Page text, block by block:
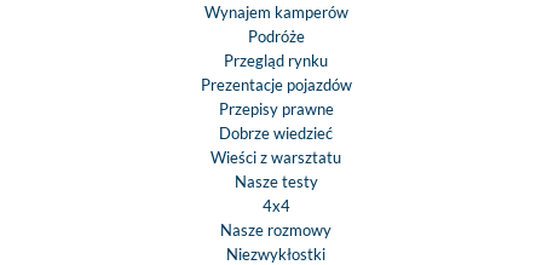
Wynajem kamperów
Podróże
Przegląd rynku
Prezentacje pojazdów
Przepisy prawne
Dobrze wiedzieć
Wieści z warsztatu
Nasze testy
4x4
Nasze rozmowy
Niezwykłostki